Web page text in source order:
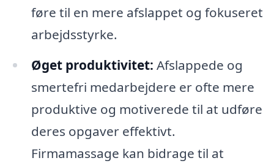
føre til en mere afslappet og fokuseret
arbejdsstyrke.
Øget produktivitet: Afslappede og
smertefri medarbejdere er ofte mere
produktive og motiverede til at udføre
deres opgaver effektivt.
Firmamassage kan bidrage til at